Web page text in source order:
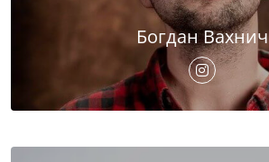
Богдан Вахнич